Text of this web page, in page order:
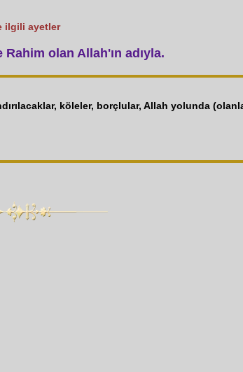
ilgili ayetler
Rahim olan Allah'ın adıyla.
köleler, borçlular, Allah yolunda